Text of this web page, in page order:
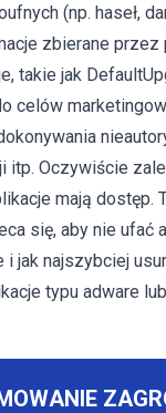
(np. haseł,
zbierane przez
takie jak
celów
itp. Oczywiście
mają dostęp.
się, aby nie ufać
i jak najszybciej
typu adware